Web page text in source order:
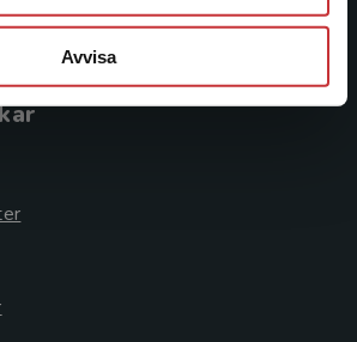
Avvisa